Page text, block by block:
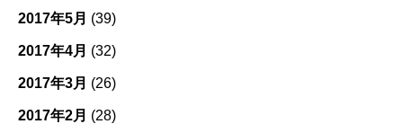
2017年5月 (39)
2017年4月 (32)
2017年3月 (26)
2017年2月 (28)